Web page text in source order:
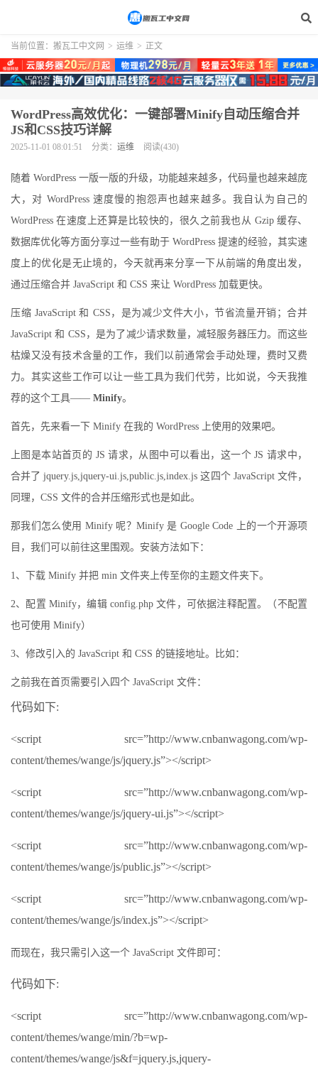
当前位置： 搬瓦工中文网 > 运维 > 正文
WordPress高效优化：一键部署Minify自动压缩合并
JS和CSS技巧详解
2025-11-01 08:01:51 分类： 运维 阅读(430)
随着 WordPress 一版一版的升级，功能越来越多，代码量也越来越庞
大，对 WordPress 速度慢的抱怨声也越来越多。我自认为自己的
WordPress 在速度上还算是比较快的，很久之前我也从 Gzip 缓存、
数据库优化等方面分享过一些有助于 WordPress 提速的经验，其实速
度上的优化是无止境的，今天就再来分享一下从前端的角度出发，
通过压缩合并 JavaScript 和 CSS 来让 WordPress 加载更快。
压缩 JavaScript 和 CSS，是为减少文件大小，节省流量开销；合并
JavaScript 和 CSS，是为了减少请求数量，减轻服务器压力。而这些
枯燥又没有技术含量的工作，我们以前通常会手动处理，费时又费
力。其实这些工作可以让一些工具为我们代劳，比如说，今天我推
荐的这个工具—— Minify。
首先，先来看一下 Minify 在我的 WordPress 上使用的效果吧。
上图是本站首页的 JS 请求，从图中可以看出，这一个 JS 请求中，
合并了 jquery.js,jquery-ui.js,public.js,index.js 这四个 JavaScript 文件，
同理，CSS 文件的合并压缩形式也是如此。
那我们怎么使用 Minify 呢？Minify 是 Google Code 上的一个开源项
目，我们可以前往这里围观。安装方法如下：
1、下载 Minify 并把 min 文件夹上传至你的主题文件夹下。
2、配置 Minify，编辑 config.php 文件，可依据注释配置。（不配置
也可使用 Minify）
3、修改引入的 JavaScript 和 CSS 的链接地址。比如：
之前我在首页需要引入四个 JavaScript 文件：
代码如下:
<script src=”http://www.cnbanwagong.com/wp-
content/themes/wange/js/jquery.js”></script>
<script src=”http://www.cnbanwagong.com/wp-
content/themes/wange/js/jquery-ui.js”></script>
<script src=”http://www.cnbanwagong.com/wp-
content/themes/wange/js/public.js”></script>
<script src=”http://www.cnbanwagong.com/wp-
content/themes/wange/js/index.js”></script>
而现在，我只需引入这一个 JavaScript 文件即可：
代码如下:
<script src=”http://www.cnbanwagong.com/wp-
content/themes/wange/min/?b=wp-
content/themes/wange/js&f=jquery.js,jquery-